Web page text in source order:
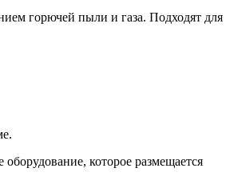
горючей пыли и газа. Подходят для
которое размещается